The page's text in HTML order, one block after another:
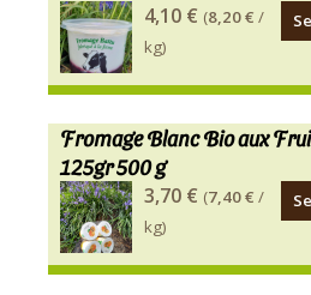
INGREDIENTS
:
LAIT
entier,
ferments
lactiques,
présure.
préparation
à
base
4,10 € (8,20 € /
kg)
Fromage Blanc Bio aux
125gr 500 g
INGREDIENTS
:
lait
entier*,
3,70 € (7,40 € /
kg)